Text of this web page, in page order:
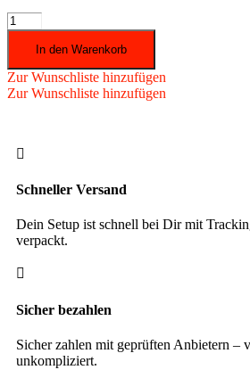
Queue
Oberteil
Trilux
10
mm
Menge
In den Warenkorb
Zur Wunschliste hinzufügen
Zur Wunschliste hinzufügen

Schneller Versand
Dein Setup ist schnell bei Dir mit
verpackt.

Sicher bezahlen
Sicher zahlen mit geprüften Anbietern –
unkompliziert.